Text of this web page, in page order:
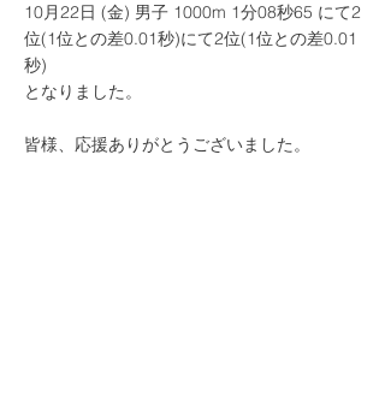
10月22日 (金) 男子 1000m 1分08秒65 にて2
位(1位との差0.01秒)にて2位(1位との差0.01
秒)
となりました。
皆様、応援ありがとうございました。